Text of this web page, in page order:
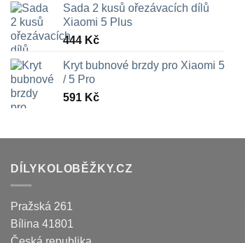
Sada 2 kusů ořezávacích dílů
Xiaomi 5 Plus
444 Kč
Kryt bubnové brzdy pro Xiaomi 5
/ 5 Pro
591 Kč
DÍLYKOLOBĚŽKY.CZ
Pražská 261
Bílina 41801